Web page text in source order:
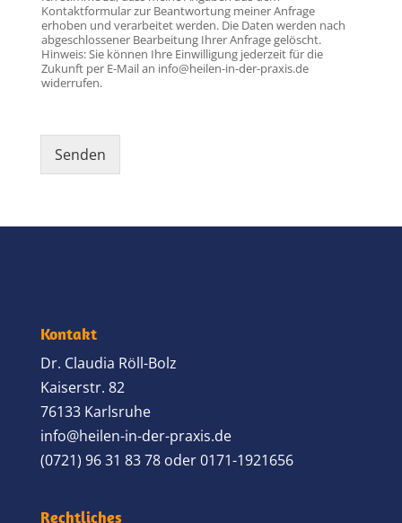
Kontaktformular zur Beantwortung meiner Anfrage
erhoben und verarbeitet werden. Die Daten werden nach
abgeschlossener Bearbeitung Ihrer Anfrage gelöscht.
Hinweis: Sie können Ihre Einwilligung jederzeit für die
Zukunft per E-Mail an info@heilen-in-der-praxis.de
widerrufen.
Senden
Kontakt
Dr. Claudia Röll-Bolz
Kaiserstr. 82
76133 Karlsruhe
info@heilen-in-der-praxis.de
(0721) 96 31 83 78 oder 0171-1921656
Rechtliches